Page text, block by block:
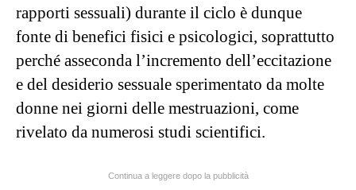
rapporti sessuali) durante il ciclo è dunque
fonte di benefici fisici e psicologici, soprattutto
perché asseconda l’incremento dell’eccitazione
e del desiderio sessuale sperimentato da molte
donne nei giorni delle mestruazioni, come
rivelato da numerosi studi scientifici.
Continua a leggere dopo la pubblicità